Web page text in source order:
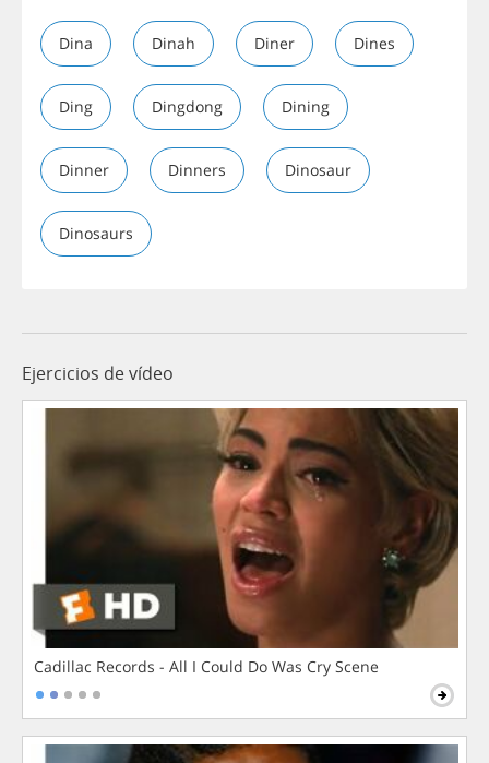
Dina Dinah Diner Dines
Ding Dingdong Dining
Dinner Dinners Dinosaur
Dinosaurs
Ejercicios de vídeo
Cadillac Records - All I Could Do Was Cry Scene